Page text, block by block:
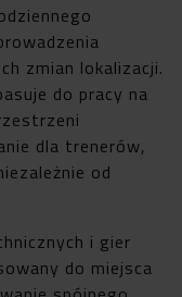
zmian lokalizacji.
do pracy na
dla trenerów,
od
i gier
do miejsca